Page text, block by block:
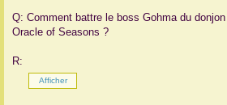
Q: Comment battre le boss Gohma du
Oracle of Seasons ?
R: